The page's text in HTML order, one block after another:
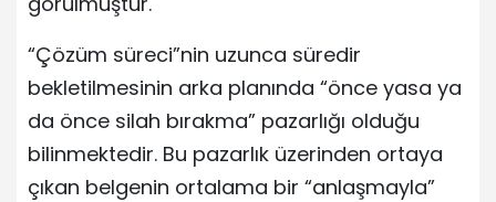
“Çözüm süreci”nin uzunca süredir
bekletilmesinin arka planında “önce yasa ya
da önce silah bırakma” pazarlığı olduğu
bilinmektedir. Bu pazarlık üzerinden ortaya
çıkan belgenin ortalama bir “anlaşmayla”